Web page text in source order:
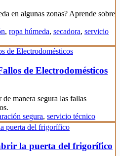
en algunas zonas? Aprende sobre
, ropa húmeda, secadora, servicio
de Electrodomésticos
de manera segura las fallas
segura, servicio técnico
la puerta del frigorífico